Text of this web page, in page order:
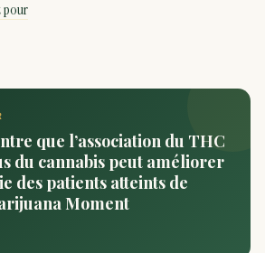
pour
que l’association du THC
du cannabis peut améliorer
des patients atteints de
Moment